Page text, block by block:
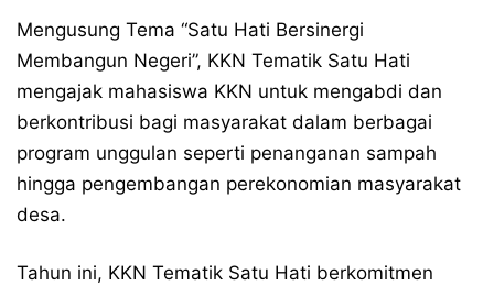
Mengusung Tema “Satu Hati Bersinergi
Membangun Negeri”, KKN Tematik Satu Hati
mengajak mahasiswa KKN untuk mengabdi dan
berkontribusi bagi masyarakat dalam berbagai
program unggulan seperti penanganan sampah
hingga pengembangan perekonomian masyarakat
desa.
Tahun ini, KKN Tematik Satu Hati berkomitmen